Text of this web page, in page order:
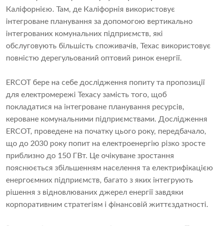
Каліфорнією. Там, де Каліфорнія використовує
інтегроване планування за допомогою вертикально
інтегрованих комунальних підприємств, які
обслуговують більшість споживачів, Техас використовує
повністю дерегульований оптовий ринок енергії.
ERCOT бере на себе дослідження попиту та пропозиції
для електромережі Техасу замість того, щоб
покладатися на інтегроване планування ресурсів,
кероване комунальними підприємствами. Дослідження
ERCOT, проведене на початку цього року, передбачало,
що до 2030 року попит на електроенергію різко зросте
приблизно до 150 ГВт. Це очікуване зростання
пояснюється збільшенням населення та електрифікацією
енергоємних підприємств, багато з яких інтегрують
рішення з відновлюваних джерел енергії завдяки
корпоративним стратегіям і фінансовій життєздатності.